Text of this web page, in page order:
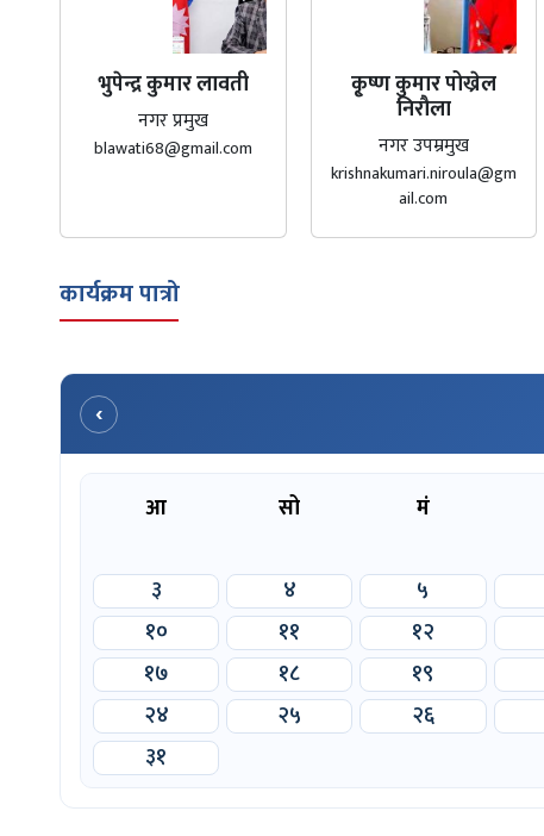
भुपेन्द्र कुमार लावती
नगर प्रमुख
blawati68@gmail.com
कृ्ष्ण कुमार पोख्रेल
निरौला
नगर उपम्रमुख
krishnakumari.niroula@gm
ail.com
कार्यक्रम पात्रो
‹
आ सो मं
३
४ ५
१०
११ १२
१७
१८ १९
२४
२५ २६
३१